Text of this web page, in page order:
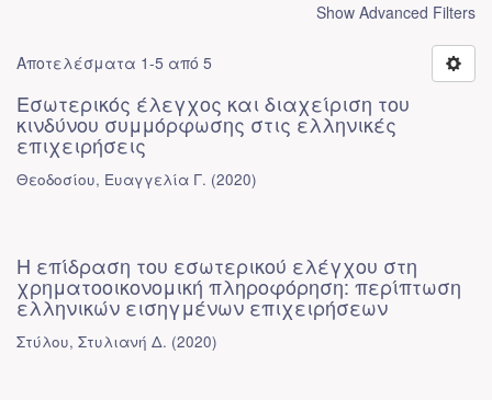
Show Advanced Filters
Αποτελέσματα 1-5 από 5
Εσωτερικός έλεγχος και διαχείριση του
κινδύνου συμμόρφωσης στις ελληνικές
επιχειρήσεις
Θεοδοσίου, Ευαγγελία Γ. (2020)
Η επίδραση του εσωτερικού ελέγχου στη
χρηματοοικονομική πληροφόρηση: περίπτωση
ελληνικών εισηγμένων επιχειρήσεων
Στύλου, Στυλιανή Δ. (2020)